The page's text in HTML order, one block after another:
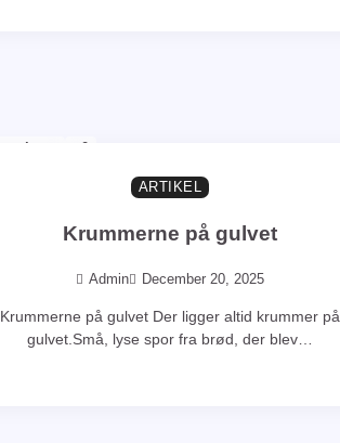
ARTIKEL
Krummerne på gulvet
Admin December 20, 2025
Krummerne på gulvet Der ligger altid krummer på
gulvet.Små, lyse spor fra brød, der blev…